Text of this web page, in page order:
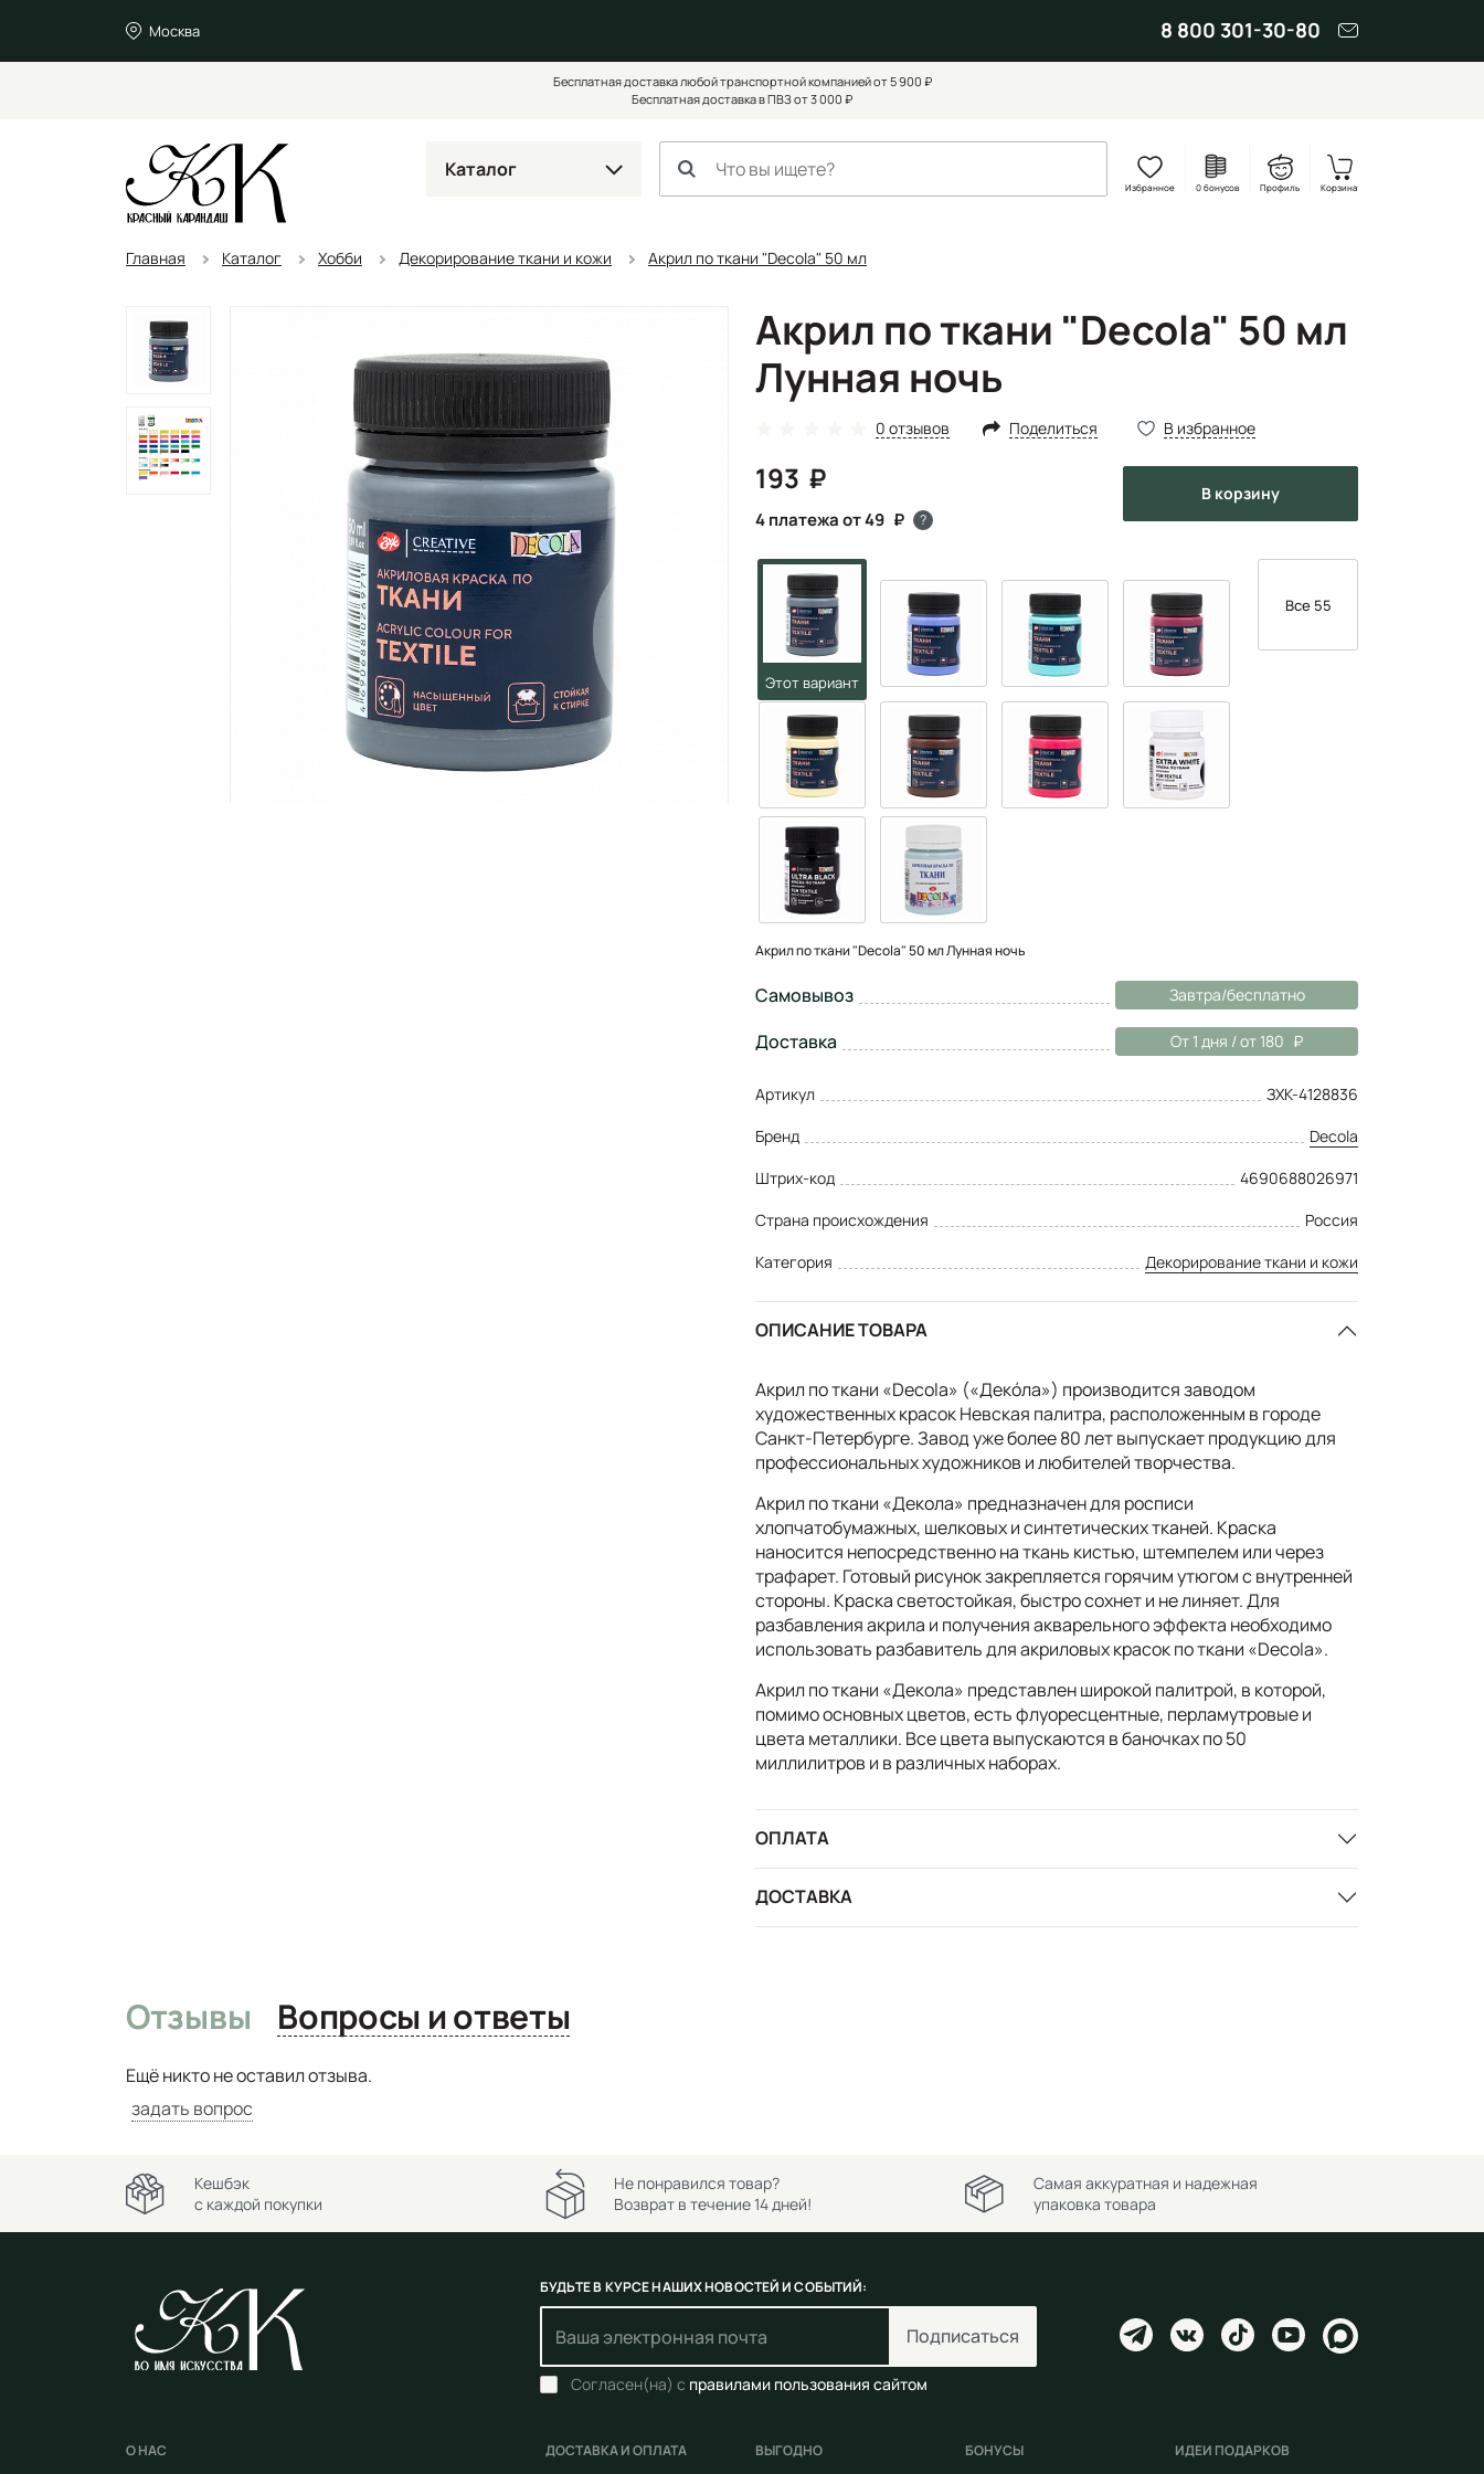
Москва 8 800 301-30-80
Бесплатная доставка любой транспортной компанией от 5 900 ₽
Бесплатная доставка в ПВЗ от 3 000 ₽
Каталог
Избранное 0 бонусов Профиль Корзина
Главная Каталог Хобби Декорирование ткани и кожи Акрил по ткани "Decola" 50 мл
Акрил по ткани "Decola" 50 мл
Лунная ночь
0 отзывов Поделиться В избранное
193
4 платежа от 49 ?
в корзину
Все 55
Акрил по ткани "Decola" 50 мл Лунная ночь
Самовывоз Завтра/бесплатно
Доставка От 1 дня / от 180
Артикул
ЗХК-4128836
Бренд
Decola
Штрих-код
4690688026971
Страна происхождения
Россия
Категория
Декорирование ткани и кожи
ОПИСАНИЕ ТОВАРА
Акрил по ткани «Decola» («Декóла») производится заводом
художественных красок Невская палитра, расположенным в городе
Санкт-Петербурге. Завод уже более 80 лет выпускает продукцию для
профессиональных художников и любителей творчества.
Акрил по ткани «Декола» предназначен для росписи
хлопчатобумажных, шелковых и синтетических тканей. Краска
наносится непосредственно на ткань кистью, штемпелем или через
трафарет. Готовый рисунок закрепляется горячим утюгом с внутренней
стороны. Краска светостойкая, быстро сохнет и не линяет. Для
разбавления акрила и получения акварельного эффекта необходимо
использовать разбавитель для акриловых красок по ткани «Decola».
Акрил по ткани «Декола» представлен широкой палитрой, в которой,
помимо основных цветов, есть флуоресцентные, перламутровые и
цвета металлики. Все цвета выпускаются в баночках по 50
миллилитров и в различных наборах.
ОПЛАТА
ДОСТАВКА
Отзывы Вопросы и ответы
Ещё никто не оставил отзыва.
задать вопрос
Кешбэк
с каждой покупки
Не понравился товар?
Возврат в течение 14 дней!
Самая аккуратная и надежная
упаковка товара
БУДЬТЕ В КУРСЕ НАШИХ НОВОСТЕЙ И СОБЫТИЙ:
Подписаться
Согласен(на) с правилами пользования сайтом
О НАС ДОСТАВКА И ОПЛАТА ВЫГОДНО БОНУСЫ ИДЕИ ПОДАРКОВ